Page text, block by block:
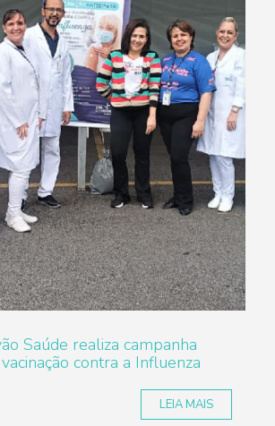
Saúde realiza campanha
contra a Influenza
LEIA MAIS